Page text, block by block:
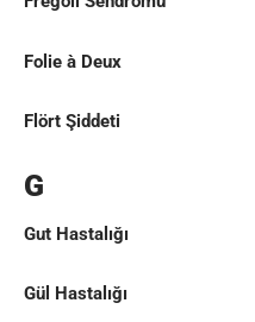
Folie à Deux
Flört Şiddeti
G
Gut Hastalığı
Gül Hastalığı